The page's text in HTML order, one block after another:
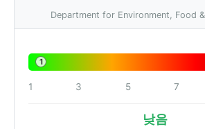
Department for Environment, Food
1
1 3 5 7
낮음